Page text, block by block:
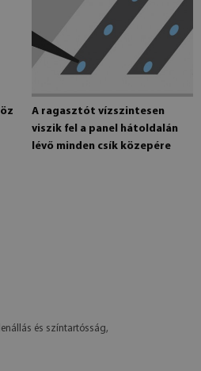
A ragasztót vízszintesen
viszik fel a panel hátoldalán
lévő minden csík közepére
és színtartósság,